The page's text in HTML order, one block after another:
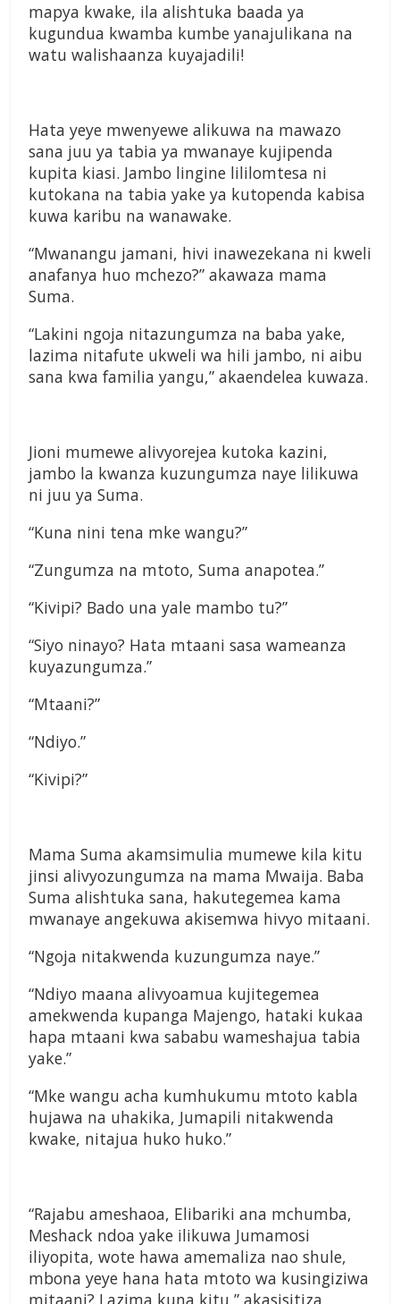
mapya kwake, ila alishtuka baada ya
kugundua kwamba kumbe yanajulikana na
watu walishaanza kuyajadili!
Hata yeye mwenyewe alikuwa na mawazo
sana juu ya tabia ya mwanaye kujipenda
kupita kiasi. Jambo lingine lililomtesa ni
kutokana na tabia yake ya kutopenda kabisa
kuwa karibu na wanawake.
“Mwanangu jamani, hivi inawezekana ni kweli
anafanya huo mchezo?” akawaza mama
Suma.
“Lakini ngoja nitazungumza na baba yake,
lazima nitafute ukweli wa hili jambo, ni aibu
sana kwa familia yangu,” akaendelea kuwaza.
Jioni mumewe alivyorejea kutoka kazini,
jambo la kwanza kuzungumza naye lilikuwa
ni juu ya Suma.
“Kuna nini tena mke wangu?”
“Zungumza na mtoto, Suma anapotea.”
“Kivipi? Bado una yale mambo tu?”
“Siyo ninayo? Hata mtaani sasa wameanza
kuyazungumza.”
“Mtaani?”
“Ndiyo.”
“Kivipi?”
Mama Suma akamsimulia mumewe kila kitu
jinsi alivyozungumza na mama Mwaija. Baba
Suma alishtuka sana, hakutegemea kama
mwanaye angekuwa akisemwa hivyo mitaani.
“Ngoja nitakwenda kuzungumza naye.”
“Ndiyo maana alivyoamua kujitegemea
amekwenda kupanga Majengo, hataki kukaa
hapa mtaani kwa sababu wameshajua tabia
yake.”
“Mke wangu acha kumhukumu mtoto kabla
hujawa na uhakika, Jumapili nitakwenda
kwake, nitajua huko huko.”
“Rajabu ameshaoa, Elibariki ana mchumba,
Meshack ndoa yake ilikuwa Jumamosi
iliyopita, wote hawa amemaliza nao shule,
mbona yeye hana hata mtoto wa kusingiziwa
mitaani? Lazima kuna kitu,” akasisitiza